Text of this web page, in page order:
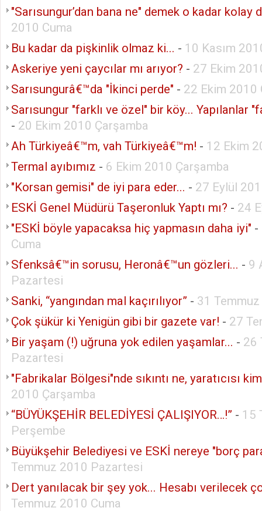
"Sarısungur’dan bana ne" demek o kadar kolay
2010 Cuma
Bu kadar da pişkinlik olmaz ki... - 10 Kasım
Askeriye yeni çaycılar mı arıyor? - 27 Ekim
Sarısungurâ€™da "İkinci perde" - 22 Ekim 2010
Sarısungur "farklı ve özel" bir köy... Yapılanlar
- 20 Ekim 2010 Çarşamba
Ah Türkiyeâ€™m, vah Türkiyeâ€™m! - 12 Ekim
Termal ayıbımız - 6 Ekim 2010 Çarşamba
"Korsan gemisi" de iyi para eder... - 27 Eylül
ESKİ Genel Müdürü Taşeronluk Yaptı mı? - 24
"ESKİ böyle yapacaksa hiç yapmasın daha iyi" -
Cuma
Sfenksâ€™in sorusu, Heronâ€™un gözleri... - 9
Pazartesi
Sanki, “yangından mal kaçırılıyor” - 31
Çok şükür ki Yenigün gibi bir gazete var! - 27
Bir yaşam (!) uğruna yok edilen yaşamlar... - 26
Pazartesi
"Fabrikalar Bölgesi"nde sıkıntı ne, yaratıcısı
2010 Çarşamba
“BÜYÜKŞEHİR BELEDİYESİ ÇALIŞIYOR…!” - 15
Perşembe
Büyükşehir Belediyesi ve ESKİ nereye "borç
Temmuz 2010 Pazartesi
Dert yanılacak bir şey yok... Hesabı verilecek
Temmuz 2010 Cuma